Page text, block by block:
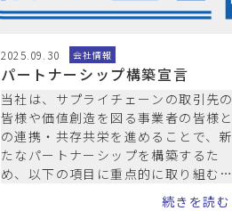
2025.09.30 会社情報
パートナーシップ構築宣言
当社は、サプライチェーンの取引先の
皆様や価値創造を図る事業者の皆様と
の連携・共存共栄を進めることで、新
たなパートナーシップを構築するた
め、以下の項目に重点的に取り組むこ
とを宣言します。 １．サプライチェー
続きを読む